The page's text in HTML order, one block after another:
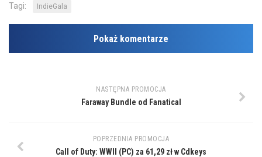
Tagi: IndieGala
Pokaż komentarze
NASTĘPNA PROMOCJA
Faraway Bundle od Fanatical
POPRZEDNIA PROMOCJA
Call of Duty: WWII (PC) za 61,29 zł w Cdkeys